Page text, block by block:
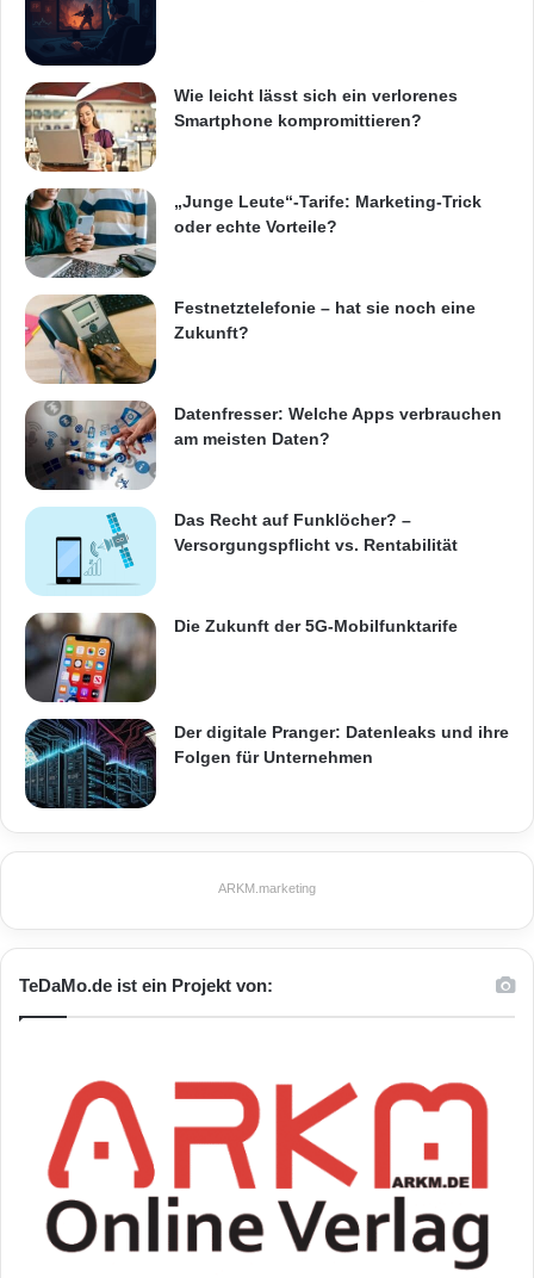
Wie leicht lässt sich ein verlorenes
Smartphone kompromittieren?
„Junge Leute“-Tarife: Marketing-Trick
oder echte Vorteile?
Festnetztelefonie – hat sie noch eine
Zukunft?
Datenfresser: Welche Apps verbrauchen
am meisten Daten?
Das Recht auf Funklöcher? –
Versorgungspflicht vs. Rentabilität
Die Zukunft der 5G-Mobilfunktarife
Der digitale Pranger: Datenleaks und ihre
Folgen für Unternehmen
ARKM.marketing
TeDaMo.de ist ein Projekt von: